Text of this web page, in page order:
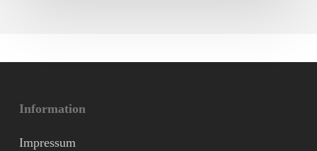
Information
Impressum